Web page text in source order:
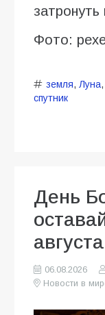
затронуть
Фото:
земля, Луна,
спутник
День
06.08.2026
Новости в